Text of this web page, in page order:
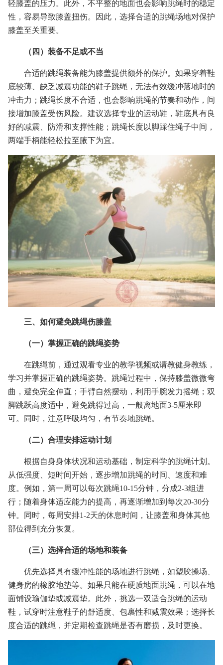
轻膝盖的压力。此外，不平整的地面也会影响跳绳时的稳定
性，容易导致膝盖扭伤。因此，选择合适的跳绳场地对保护
膝盖至关重要。
（四）装备不足或不当
合适的跳绳装备能为膝盖提供额外的保护。如果穿着鞋
底较薄、缺乏减震功能的鞋子跳绳，无法有效缓冲落地时的
冲击力；跳绳长度不合适，也会影响跳绳的节奏和动作，间
接增加膝盖受伤风险。建议选择专业的运动鞋，鞋底具有良
好的减震、防滑和支撑性能；跳绳长度以脚踩住绳子中间，
两端手柄能轻松拉至腋下为宜。
三、如何避免跳绳伤膝盖
（一）掌握正确的跳绳姿势
在跳绳前，通过观看专业的教学视频或请教健身教练，
学习并掌握正确的跳绳姿势。跳绳过程中，保持膝盖微微弯
曲，避免完全伸直；手臂自然摆动，利用手腕发力摇绳；双
脚跳跃高度适中，避免跳得过高，一般离地面3-5厘米即
可。同时，注意呼吸均匀，有节奏地跳绳。
（二）合理安排运动计划
根据自身身体状况和运动基础，制定科学的跳绳计划。
从低强度、短时间开始，逐步增加跳绳的时间、速度和难
度。例如，第一周可以每次跳绳10-15分钟，分成2-3组进
行；随着身体适应能力的提高，再逐渐增加到每次20-30分
钟。同时，每周安排1-2天的休息时间，让膝盖和身体其他
部位得到充分恢复。
（三）选择合适的场地和装备
优先选择具有缓冲性能的场地进行跳绳，如塑胶操场、
健身房的橡胶地垫等。如果只能在硬质地面跳绳，可以在地
面铺设瑜伽垫或减震垫。此外，挑选一双适合跳绳的运动
鞋，试穿时注意鞋子的舒适度、包裹性和减震效果；选择长
度合适的跳绳，并定期检查跳绳是否有磨损，及时更换。